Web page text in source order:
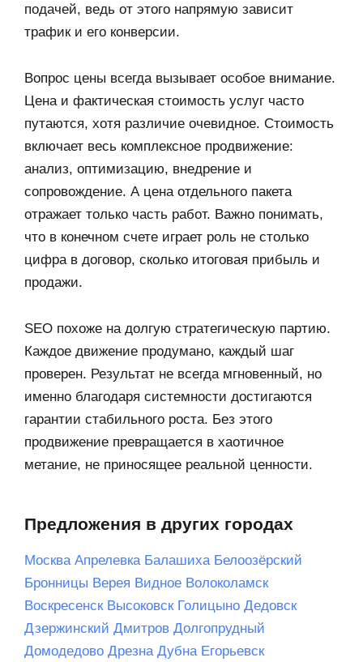
подачей, ведь от этого напрямую зависит
трафик и его конверсии.
Вопрос цены всегда вызывает особое внимание.
Цена и фактическая стоимость услуг часто
путаются, хотя различие очевидное. Стоимость
включает весь комплексное продвижение:
анализ, оптимизацию, внедрение и
сопровождение. А цена отдельного пакета
отражает только часть работ. Важно понимать,
что в конечном счете играет роль не столько
цифра в договор, сколько итоговая прибыль и
продажи.
SEO похоже на долгую стратегическую партию.
Каждое движение продумано, каждый шаг
проверен. Результат не всегда мгновенный, но
именно благодаря системности достигаются
гарантии стабильного роста. Без этого
продвижение превращается в хаотичное
метание, не приносящее реальной ценности.
Предложения в других городах
Москва Апрелевка Балашиха Белоозёрский
Бронницы Верея Видное Волоколамск
Воскресенск Высоковск Голицыно Дедовск
Дзержинский Дмитров Долгопрудный
Домодедово Дрезна Дубна Егорьевск